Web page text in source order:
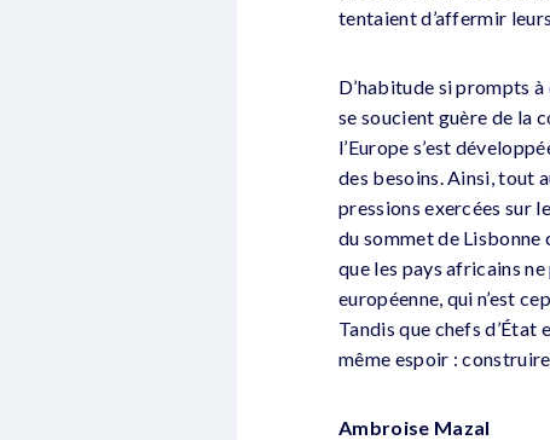
tentaient d’affermir
D’habitude si prompts
se soucient guère de la
l’Europe s’est
des besoins. Ainsi, tout
pressions exercées sur
du sommet de Lisbonne
que les pays africains
européenne, qui n’est
Tandis que chefs
même espoir :
Ambroise Mazal